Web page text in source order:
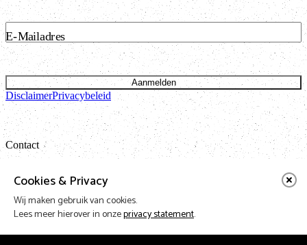
Cookies & Privacy
Wij maken gebruik van cookies.
Lees meer hierover in onzeprivacy statement.
E-Mailadres
Aanmelden
DisclaimerPrivacybeleid
Contact
Bataviastraat 24 unit 1.13
t: 020 421 50 05 e: info@vnpf.nl